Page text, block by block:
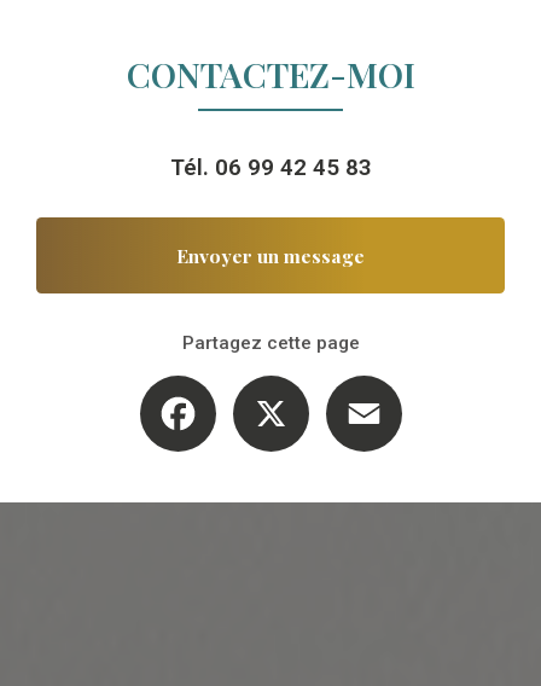
CONTACTEZ-MOI
Tél. 06 99 42 45 83
Envoyer un message
Partagez cette page
Facebook